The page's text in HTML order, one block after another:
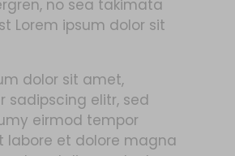
no sea takimata
Lorem ipsum dolor sit
dolor sit amet,
sadipscing elitr, sed
eirmod tempor
labore et dolore magna